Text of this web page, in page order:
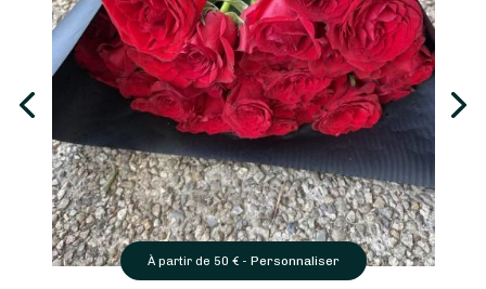
À partir de 50 € - Personnaliser